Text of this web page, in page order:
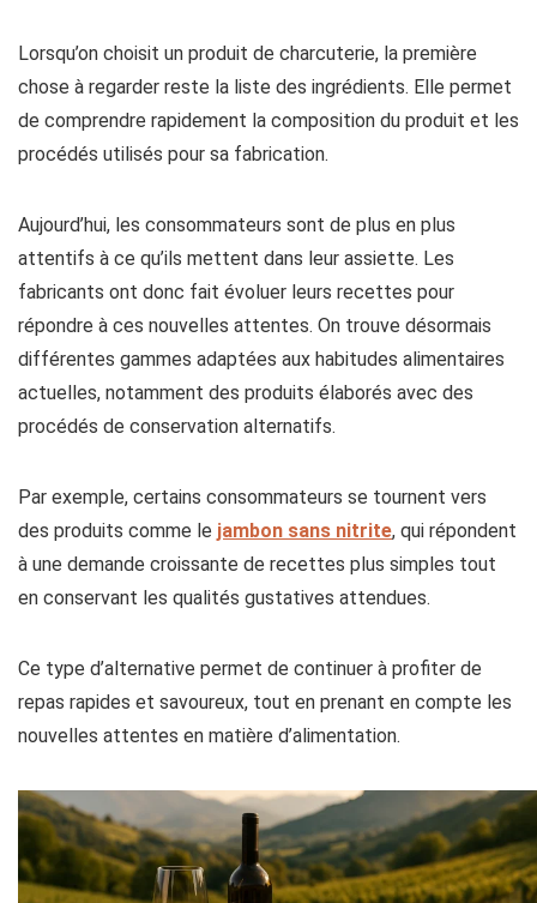
Lorsqu’on choisit un produit de charcuterie, la première
chose à regarder reste la liste des ingrédients. Elle permet
de comprendre rapidement la composition du produit et les
procédés utilisés pour sa fabrication.
Aujourd’hui, les consommateurs sont de plus en plus
attentifs à ce qu’ils mettent dans leur assiette. Les
fabricants ont donc fait évoluer leurs recettes pour
répondre à ces nouvelles attentes. On trouve désormais
différentes gammes adaptées aux habitudes alimentaires
actuelles, notamment des produits élaborés avec des
procédés de conservation alternatifs.
Par exemple, certains consommateurs se tournent vers
des produits comme le jambon sans nitrite, qui répondent
à une demande croissante de recettes plus simples tout
en conservant les qualités gustatives attendues.
Ce type d’alternative permet de continuer à profiter de
repas rapides et savoureux, tout en prenant en compte les
nouvelles attentes en matière d’alimentation.